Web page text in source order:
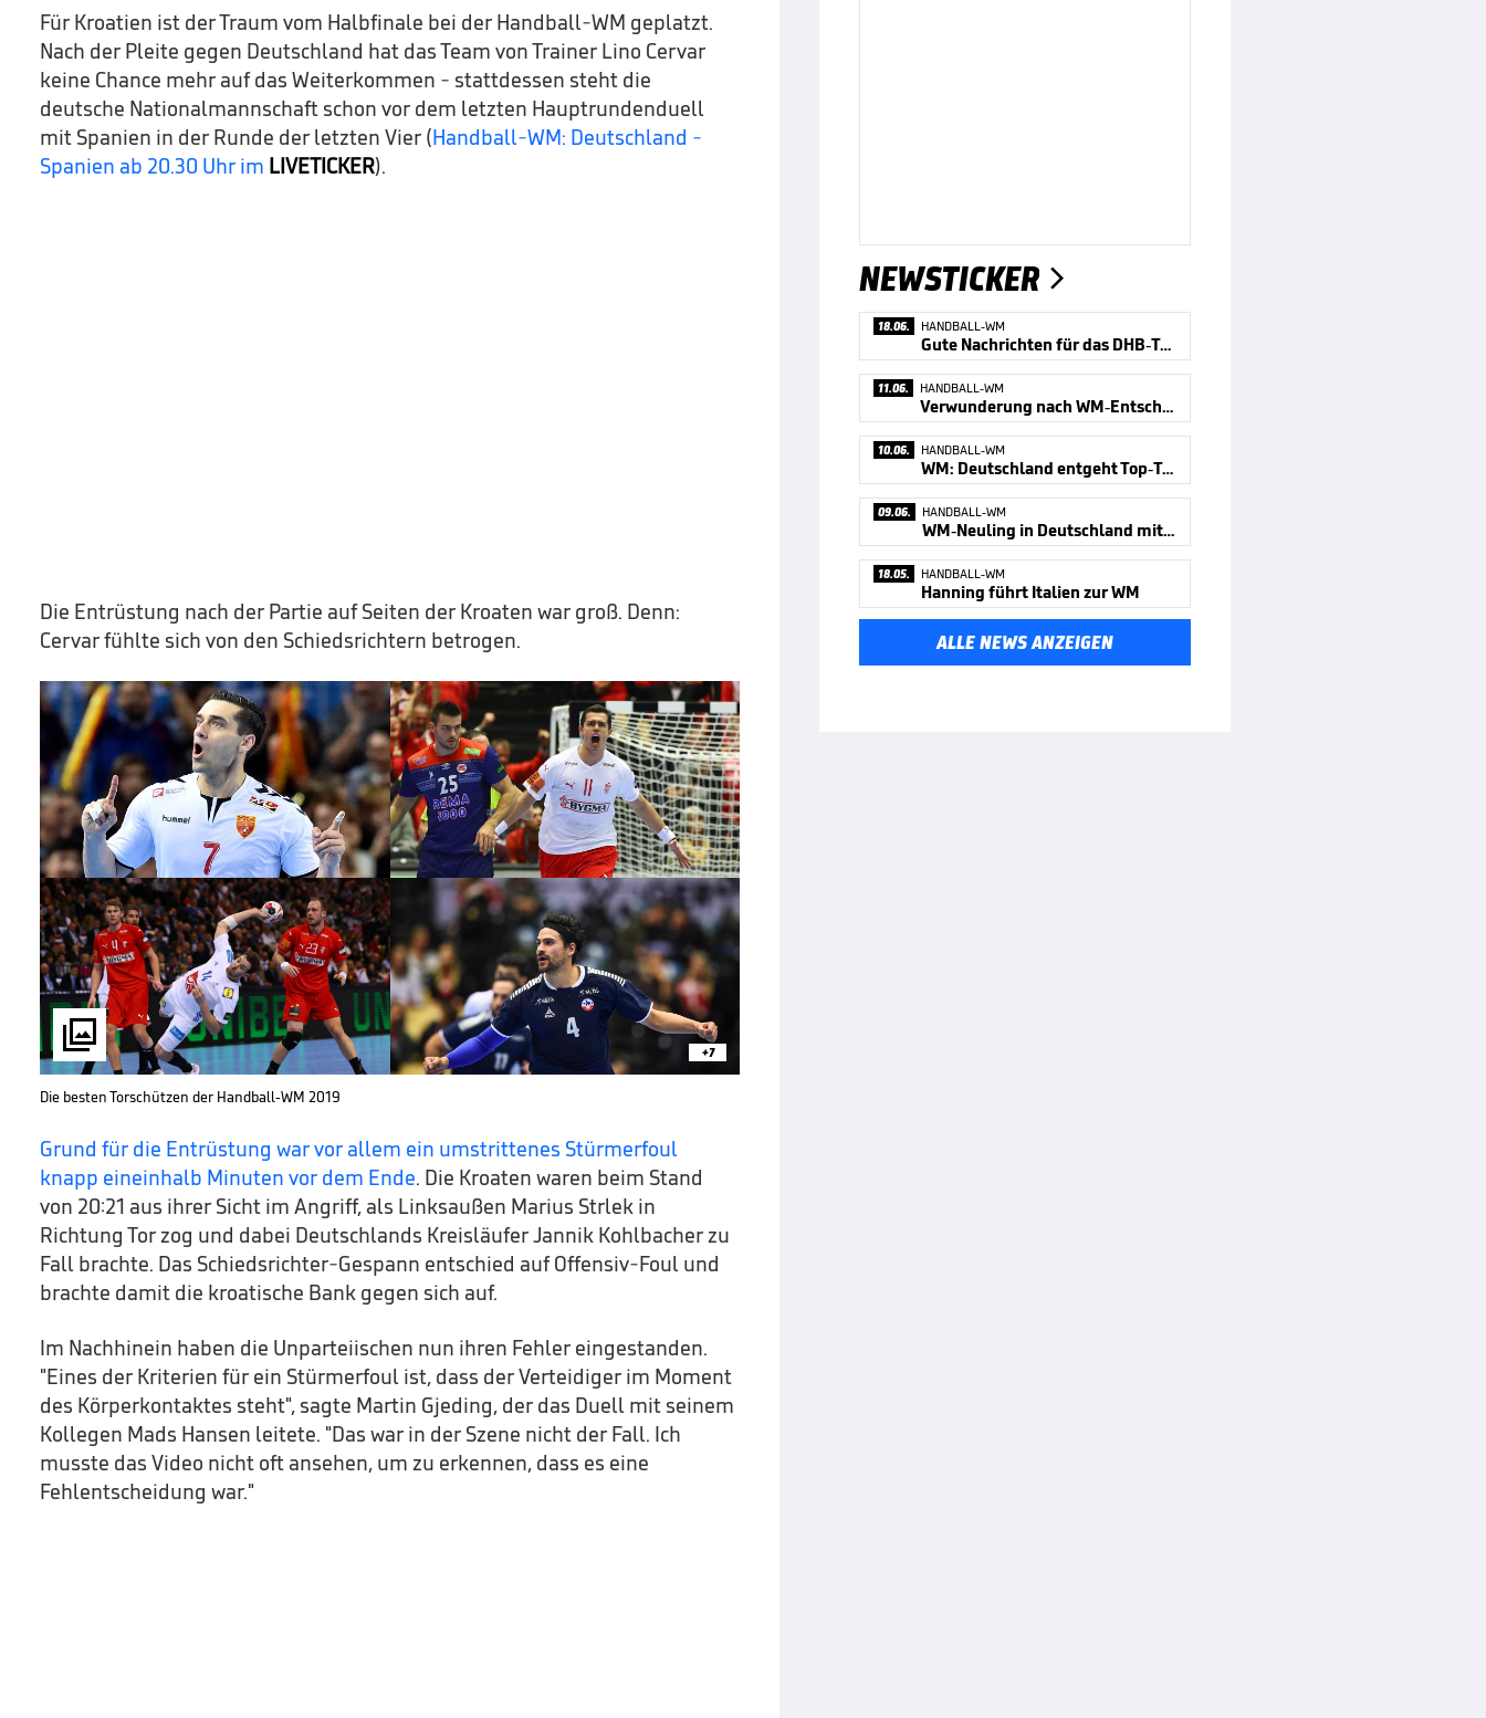
Für Kroatien ist der Traum vom Halbfinale bei der Handball-WM geplatzt.
Nach der Pleite gegen Deutschland hat das Team von Trainer Lino Cervar
keine Chance mehr auf das Weiterkommen - stattdessen steht die
deutsche Nationalmannschaft schon vor dem letzten Hauptrundenduell
mit Spanien in der Runde der letzten Vier (Handball-WM: Deutschland -
Spanien ab 20.30 Uhr im LIVETICKER).
Die Entrüstung nach der Partie auf Seiten der Kroaten war groß. Denn:
Cervar fühlte sich von den Schiedsrichtern betrogen.
 +7
Die besten Torschützen der Handball-WM 2019
Grund für die Entrüstung war vor allem ein umstrittenes Stürmerfoul
knapp eineinhalb Minuten vor dem Ende. Die Kroaten waren beim Stand
von 20:21 aus ihrer Sicht im Angriff, als Linksaußen Marius Strlek in
Richtung Tor zog und dabei Deutschlands Kreisläufer Jannik Kohlbacher zu
Fall brachte. Das Schiedsrichter-Gespann entschied auf Offensiv-Foul und
brachte damit die kroatische Bank gegen sich auf.
Im Nachhinein haben die Unparteiischen nun ihren Fehler eingestanden.
"Eines der Kriterien für ein Stürmerfoul ist, dass der Verteidiger im Moment
des Körperkontaktes steht", sagte Martin Gjeding, der das Duell mit seinem
Kollegen Mads Hansen leitete. "Das war in der Szene nicht der Fall. Ich
musste das Video nicht oft ansehen, um zu erkennen, dass es eine
Fehlentscheidung war."
NEWSTICKER 
18.06. HANDBALL-WM
Gute Nachrichten für das DHB-Team
11.06. HANDBALL-WM
Verwunderung nach WM-Entscheidung
10.06. HANDBALL-WM
WM: Deutschland entgeht Top-Teams
09.06. HANDBALL-WM
WM-Neuling in Deutschland mit dabei
18.05. HANDBALL-WM
Hanning führt Italien zur WM
ALLE NEWS ANZEIGEN